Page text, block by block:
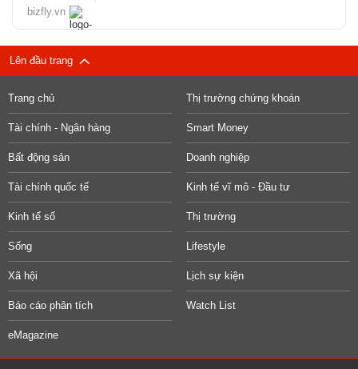
bizfly.vn
Lên đầu trang
Trang chủ Thị trường chứng khoán
Tài chính - Ngân hàng Smart Money
Bất động sản Doanh nghiệp
Tài chính quốc tế Kinh tế vĩ mô - Đầu tư
Kinh tế số Thị trường
Sống Lifestyle
Xã hội Lịch sự kiện
Báo cáo phân tích Watch List
eMagazine